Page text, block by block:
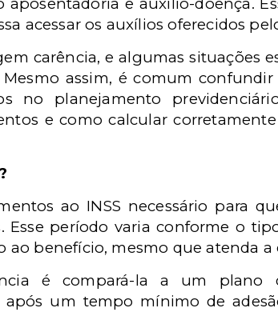
acessar os auxílios oferecidos
carência, e algumas situações
assim, é comum
no planejamento
e como calcular
ao INSS necessário para
Esse período varia conforme o
benefício, mesmo que atenda a
é compará-la a um plano
um tempo mínimo de